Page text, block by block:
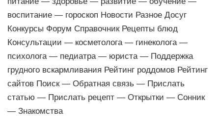
воспитание — гороскоп Новости Разное Досуг
Конкурсы Форум Справочник Рецепты блюд
Консультации — косметолога — гинеколога —
психолога — педиатра — юриста — Поддержка
грудного вскармливания Рейтинг роддомов Рейтинг
сайтов Поиск — Обратная связь — Прислать
статью — Прислать рецепт — Открытки — Сонник
— Знакомства